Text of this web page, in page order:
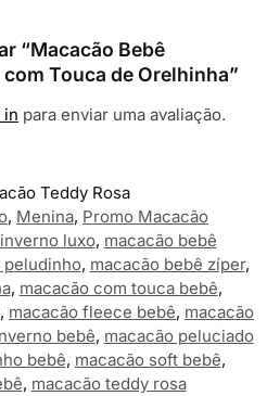
“Macacão Bebê
Touca de Orelhinha”
in para enviar uma avaliação.
Teddy Rosa
, Menina, Promo Macacão
luxo, macacão bebê
peludinho, macacão bebê zíper,
, macacão com touca bebê,
, macacão fleece bebê, macacão
bebê, macacão peluciado
bebê, macacão soft bebê,
, macacão teddy rosa